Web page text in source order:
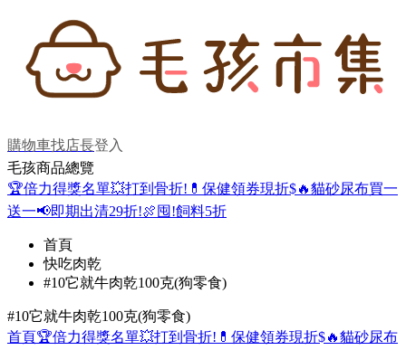
購物車找店長登入
毛孩商品總覽
🏆倍力得獎名單💥打到骨折! 💊保健領券現折$🔥貓砂尿布買一
送一📢即期出清29折!🍖囤!飼料5折
首頁
快吃肉乾
#10它就牛肉乾100克(狗零食)
#10它就牛肉乾100克(狗零食)
首頁🏆倍力得獎名單💥打到骨折! 💊保健領券現折$🔥貓砂尿布